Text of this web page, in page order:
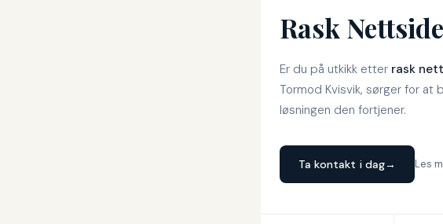
Rask
Er du på utkikk etter rask
Tormod Kvisvik, sørger for at
løsningen den fortjener.
Ta kontakt i dag→ Les